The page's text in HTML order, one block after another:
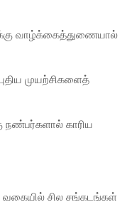
வாழ்க்கைத்துணையால்
முயற்சிகளைத்
நண்பர்களால் காரிய
வகையில் சில சங்கடங்கள்